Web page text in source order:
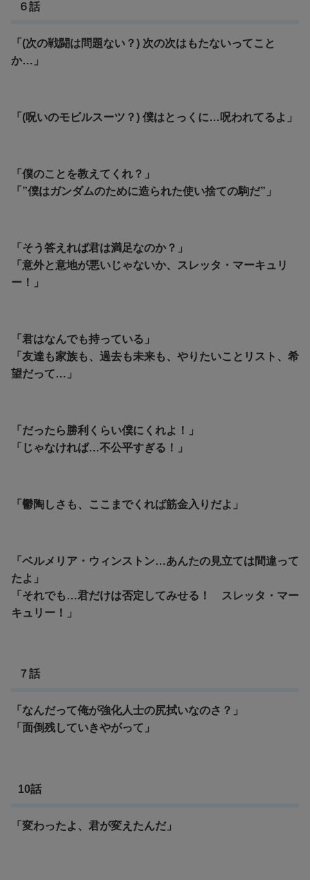
６話
「(次の戦闘は問題ない？) 次の次はもたないってこと
か…」
「(呪いのモビルスーツ？) 僕はとっくに…呪われてるよ」
「僕のことを教えてくれ？」
「”僕はガンダムのために造られた使い捨ての駒だ”」
「そう答えれば君は満足なのか？」
「意外と意地が悪いじゃないか、スレッタ・マーキュリ
ー！」
「君はなんでも持っている」
「友達も家族も、過去も未来も、やりたいことリスト、希
望だって…」
「だったら勝利くらい僕にくれよ！」
「じゃなければ…不公平すぎる！」
「鬱陶しさも、ここまでくれば筋金入りだよ」
「ベルメリア・ウィンストン…あんたの見立ては間違って
たよ」
「それでも…君だけは否定してみせる！ スレッタ・マー
キュリー！」
７話
「なんだって俺が強化人士の尻拭いなのさ？」
「面倒残していきやがって」
10話
「変わったよ、君が変えたんだ」